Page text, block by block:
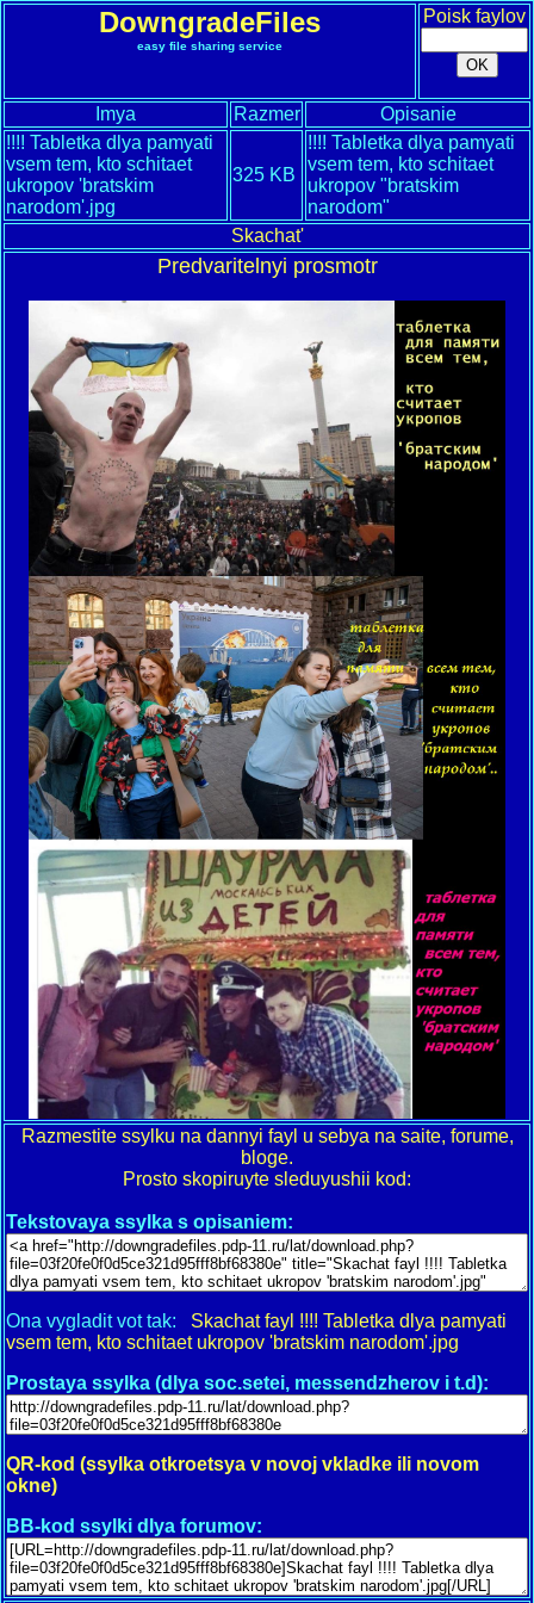
DowngradeFiles
easy file sharing service
Poisk faylov
Imya Razmer
Opisanie
!!!! Tabletka dlya pamyati
vsem tem, kto schitaet
ukropov 'bratskim
narodom'.jpg
325 KB
!!!! Tabletka dlya pamyati
vsem tem, kto schitaet
ukropov "bratskim
narodom"
Skachat'
Predvaritelnyi prosmotr
Razmestite ssylku na dannyi fayl u sebya na saite, forume,
bloge.
Prosto skopiruyte sleduyushii kod:
Tekstovaya ssylka s opisaniem:
Ona vygladit vot tak: Skachat fayl !!!! Tabletka dlya pamyati
vsem tem, kto schitaet ukropov 'bratskim narodom'.jpg
Prostaya ssylka (dlya soc.setei, messendzherov i t.d):
QR-kod (ssylka otkroetsya v novoj vkladke ili novom
okne)
BB-kod ssylki dlya forumov: